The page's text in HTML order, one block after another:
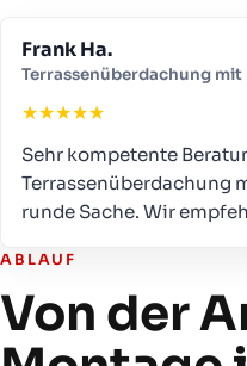
Frank Ha.
Terrassenüberdachung mit
★★★★★
Sehr kompetente
Terrassenüberdachung
runde Sache. Wir
ABLAUF
Von der